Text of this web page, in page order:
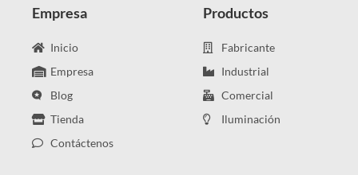
Empresa
Inicio
Empresa
Blog
Tienda
Contáctenos
Productos
Fabricante
Industrial
Comercial
Iluminación